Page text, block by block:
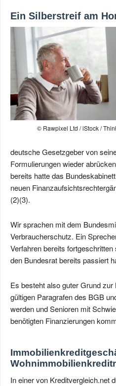
Ein Silberstreif am
© Rawpixel Ltd / iStock /
deutsche Gesetzgeber von
Formulierungen wieder
bereits hatte das
neuen
(2)(3).
Wir sprachen mit dem
Verbraucherschutz. Ein
Verfahren bereits
den Bundesrat bereits passiert
Es besteht also guter Grund
gültigen Paragrafen des BGB
werden und Senioren mit
benötigten Finanzierungen
In einer von Kreditvergleich.net